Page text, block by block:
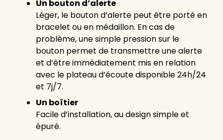
Un bouton d’alerte
Léger, le bouton d’alerte peut être porté en
bracelet ou en médaillon. En cas de
problème, une simple pression sur le
bouton permet de transmettre une alerte
et d’être immédiatement mis en relation
avec le plateau d’écoute disponible 24h/24
et 7j/7.
Un boîtier
Facile d’installation, au design simple et
épuré.